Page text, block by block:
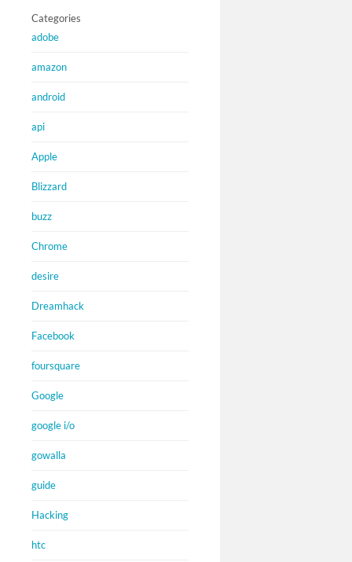
Categories
adobe
amazon
android
api
Apple
Blizzard
buzz
Chrome
desire
Dreamhack
Facebook
foursquare
Google
google i/o
gowalla
guide
Hacking
htc